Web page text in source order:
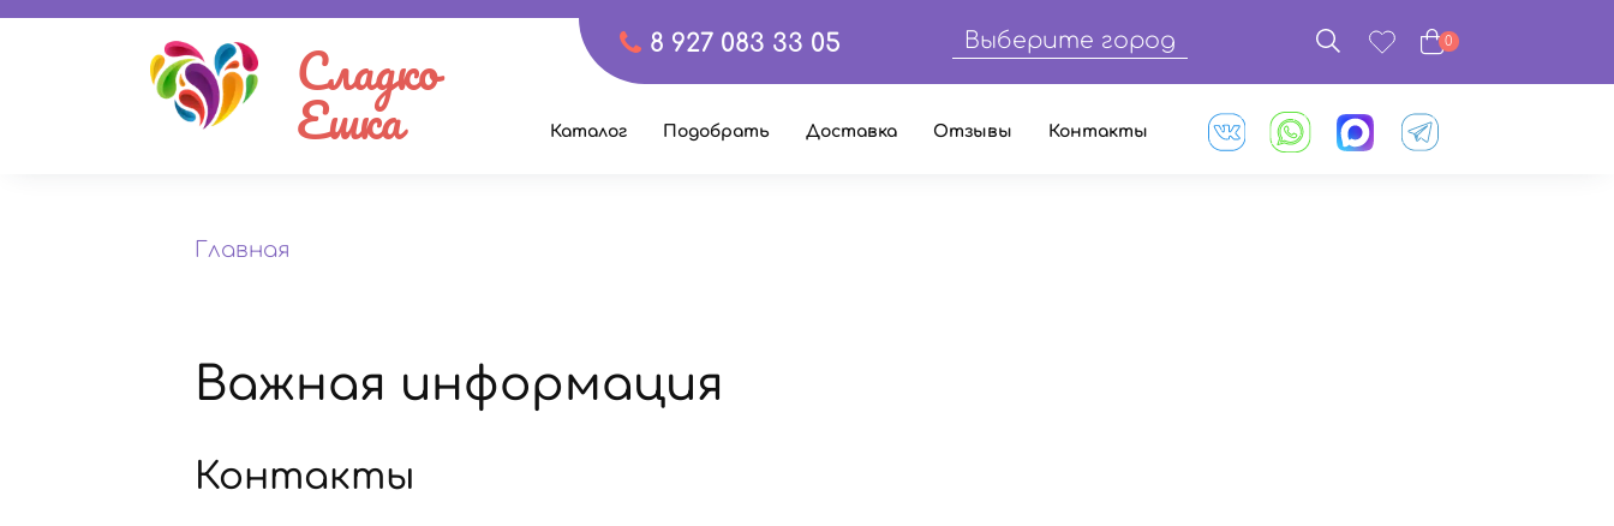
8 927 083 33 05 Выберите город 0
Сладко
Ешка Каталог Подобрать Доставка Отзывы Контакты
Главная
Важная информация
Контакты